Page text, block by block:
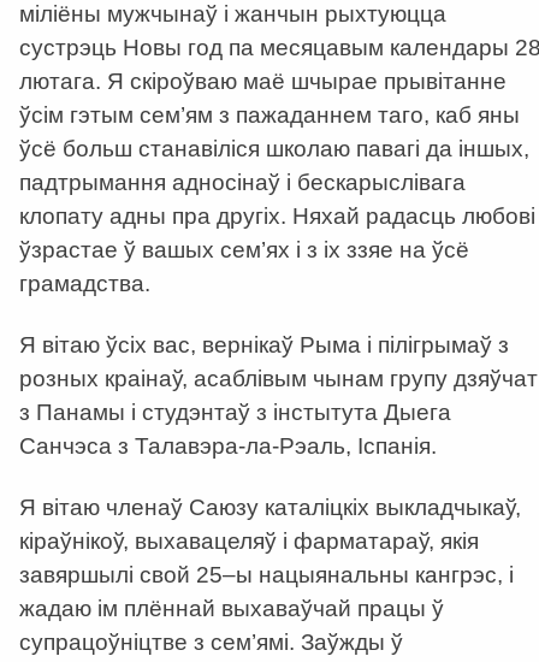
міліёны мужчынаў і жанчын рыхтуюцца
сустрэць Новы год па месяцавым календары
лютага. Я скіроўваю маё шчырае прывітанне
ўсім гэтым сем’ям з пажаданнем таго, каб яны
ўсё больш станавіліся школаю павагі да іншых,
падтрымання адносінаў і бескарыслівага
клопату адны пра другіх. Няхай радасць любові
ўзрастае ў вашых сем’ях і з іх ззяе на ўсё
грамадства.
Я вітаю ўсіх вас, вернікаў Рыма і пілігрымаў з
розных краінаў, асаблівым чынам групу дзяўчат
з Панамы і студэнтаў з інстытута Дыега
Санчэса з Талавэра-ла-Рэаль, Іспанія.
Я вітаю членаў Саюзу каталіцкіх выкладчыкаў,
кіраўнікоў, выхавацеляў і фарматараў, якія
завяршылі свой 25–ы нацыянальны кангрэс, і
жадаю ім плённай выхаваўчай працы ў
супрацоўніцтве з сем’ямі. Заўжды ў